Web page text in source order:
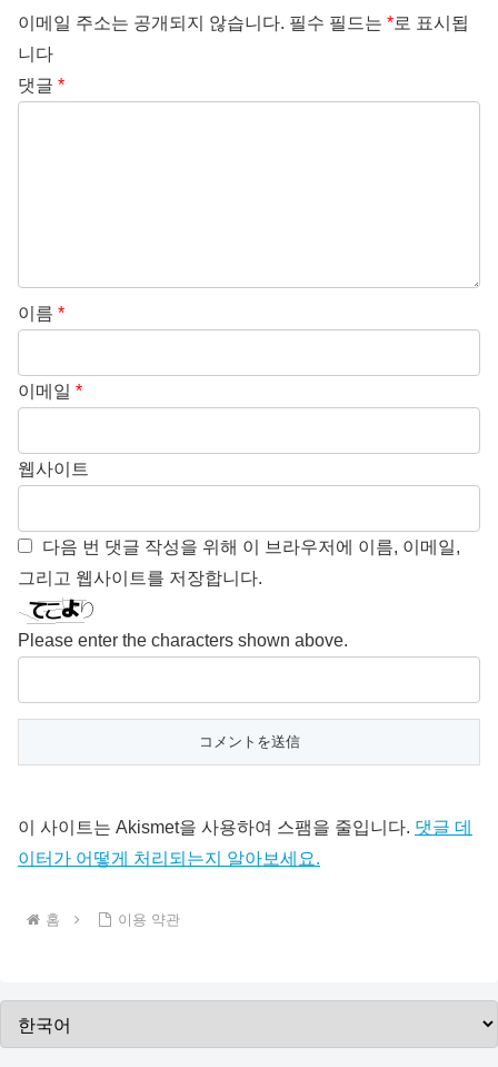
이메일 주소는 공개되지 않습니다. 필수 필드는 *로 표시됩
니다
댓글 *
이름 *
이메일 *
웹사이트
다음 번 댓글 작성을 위해 이 브라우저에 이름, 이메일,
그리고 웹사이트를 저장합니다.
Please enter the characters shown above.
이 사이트는 Akismet을 사용하여 스팸을 줄입니다. 댓글 데
이터가 어떻게 처리되는지 알아보세요.
홈 이용 약관